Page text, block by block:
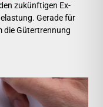
zukünftigen Ex-
Gerade für
die Gütertrennung